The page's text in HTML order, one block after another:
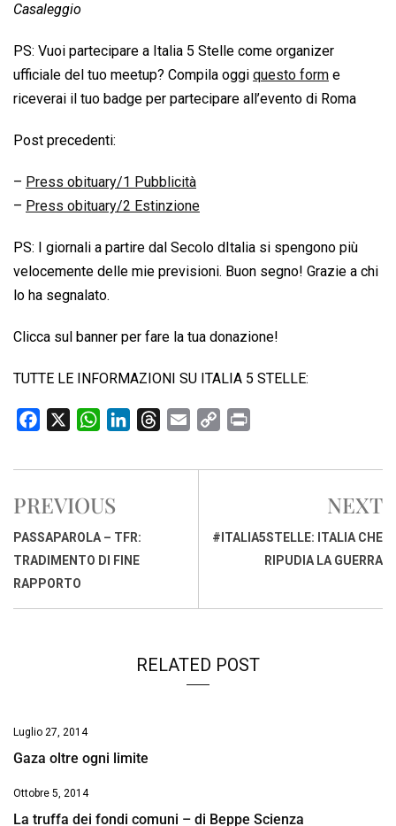
Casaleggio
PS: Vuoi partecipare a Italia 5 Stelle come organizer
ufficiale del tuo meetup? Compila oggi questo form e
riceverai il tuo badge per partecipare all’evento di Roma
Post precedenti:
– Press obituary/1 Pubblicità
– Press obituary/2 Estinzione
PS: I giornali a partire dal Secolo dItalia si spengono più
velocemente delle mie previsioni. Buon segno! Grazie a chi
lo ha segnalato.
Clicca sul banner per fare la tua donazione!
TUTTE LE INFORMAZIONI SU ITALIA 5 STELLE:
c
b
o
o
k
W
a
s
A
p
n
d
I
r
a
p
i
i
PREVIOUS
PASSAPAROLA – TFR:
TRADIMENTO DI FINE
RAPPORTO
NEXT
#ITALIA5STELLE: ITALIA CHE
RIPUDIA LA GUERRA
RELATED POST
Luglio 27, 2014
Gaza oltre ogni limite
Ottobre 5, 2014
La truffa dei fondi comuni – di Beppe Scienza